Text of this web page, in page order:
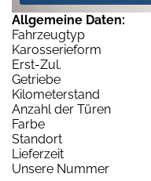
Allgemeine Daten:
Fahrzeugtyp
Karosserieform
Erst-Zul.
Getriebe
Kilometerstand
Anzahl der Türen
Farbe
Standort
Lieferzeit
Unsere Nummer